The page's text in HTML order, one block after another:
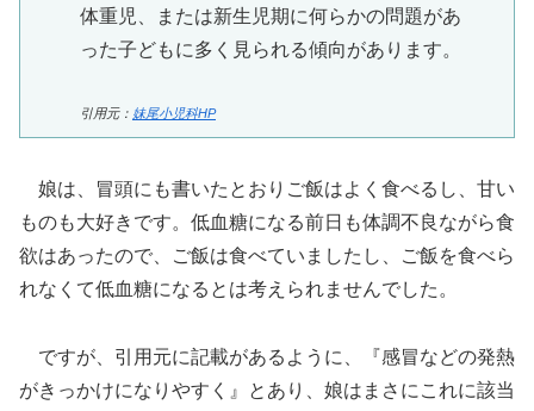
体重児、または新生児期に何らかの問題があ
った子どもに多く見られる傾向があります。
引用元： 妹尾小児科HP
娘は、冒頭にも書いたとおりご飯はよく食べるし、甘い
ものも大好きです。低血糖になる前日も体調不良ながら食
欲はあったので、ご飯は食べていましたし、ご飯を食べら
れなくて低血糖になるとは考えられませんでした。
ですが、引用元に記載があるように、『感冒などの発熱
がきっかけになりやすく』とあり、娘はまさにこれに該当